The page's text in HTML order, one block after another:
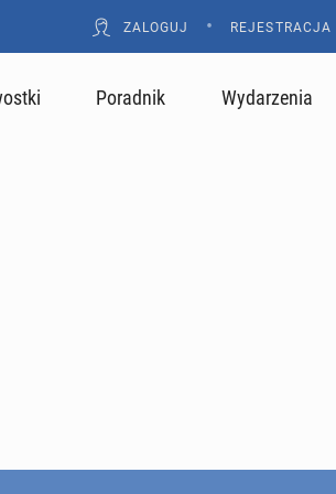
ZALOGUJ • REJESTRACJA
Poradnik Wydarzenia